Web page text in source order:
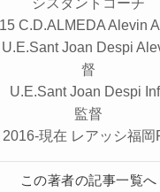
C.D.ALMEDA Alevin
Joan Despi
督
Joan Despi
監督
2016-現在 レアッシ福岡
この著者の記事一覧へ